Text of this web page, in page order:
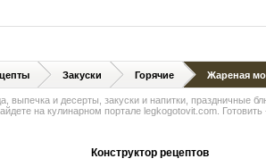
Закуски Горячие Жареная
выпечка и десерты, закуски и напитки, праздничные
на кулинарном портале legkogotovit.com. Готовить
Конструктор рецептов